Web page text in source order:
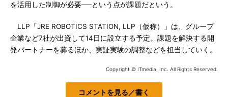
を活用した制御が必要──という点が課題だという。
LLP「JRE ROBOTICS STATION, LLP（仮称）」は、グループ
企業など7社が出資して14日に設立する予定。課題を解決する開
発パートナーを募るほか、実証実験の調整などを担当していく。
Copyright © ITmedia, Inc. All Rights Reserved.
コメントを見る／書く